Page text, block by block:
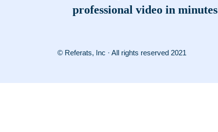
professional video in minutes
© Referats, Inc · All rights reserved 2021